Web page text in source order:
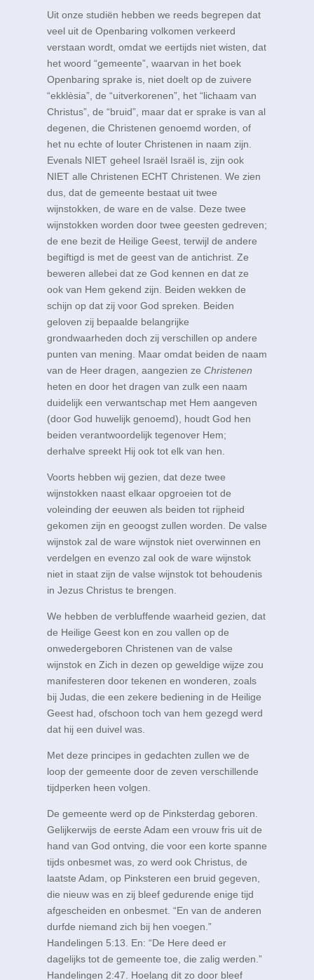
Uit onze studiën hebben we reeds begrepen dat
veel uit de Openbaring volkomen verkeerd
verstaan wordt, omdat we eertijds niet wisten, dat
het woord “gemeente”, waarvan in het boek
Openbaring sprake is, niet doelt op de zuivere
“ekklèsia”, de “uitverkorenen”, het “lichaam van
Christus”, de “bruid”, maar dat er sprake is van al
degenen, die Christenen genoemd worden, of
het nu echte of louter Christenen in naam zijn.
Evenals NIET geheel Israël Israël is, zijn ook
NIET alle Christenen ECHT Christenen. We zien
dus, dat de gemeente bestaat uit twee
wijnstokken, de ware en de valse. Deze twee
wijnstokken worden door twee geesten gedreven;
de ene bezit de Heilige Geest, terwijl de andere
begiftigd is met de geest van de antichrist. Ze
beweren allebei dat ze God kennen en dat ze
ook van Hem gekend zijn. Beiden wekken de
schijn op dat zij voor God spreken. Beiden
geloven zij bepaalde belangrijke
grondwaarheden doch zij verschillen op andere
punten van mening. Maar omdat beiden de naam
van de Heer dragen, aangezien ze Christenen
heten en door het dragen van zulk een naam
duidelijk een verwantschap met Hem aangeven
(door God huwelijk genoemd), houdt God hen
beiden verantwoordelijk tegenover Hem;
derhalve spreekt Hij ook tot elk van hen.
Voorts hebben wij gezien, dat deze twee
wijnstokken naast elkaar opgroeien tot de
voleinding der eeuwen als beiden tot rijpheid
gekomen zijn en geoogst zullen worden. De valse
wijnstok zal de ware wijnstok niet overwinnen en
verdelgen en evenzo zal ook de ware wijnstok
niet in staat zijn de valse wijnstok tot behoudenis
in Jezus Christus te brengen.
We hebben de verbluffende waarheid gezien, dat
de Heilige Geest kon en zou vallen op de
onwedergeboren Christenen van de valse
wijnstok en Zich in dezen op geweldige wijze zou
manifesteren door tekenen en wonderen, zoals
bij Judas, die een zekere bediening in de Heilige
Geest had, ofschoon toch van hem gezegd werd
dat hij een duivel was.
Met deze principes in gedachten zullen we de
loop der gemeente door de zeven verschillende
tijdperken heen volgen.
De gemeente werd op de Pinksterdag geboren.
Gelijkerwijs de eerste Adam een vrouw fris uit de
hand van God ontving, die voor een korte spanne
tijds onbesmet was, zo werd ook Christus, de
laatste Adam, op Pinksteren een bruid gegeven,
die nieuw was en zij bleef gedurende enige tijd
afgescheiden en onbesmet. “En van de anderen
durfde niemand zich bij hen voegen.”
Handelingen 5:13 . En: “De Here deed er
dagelijks tot de gemeente toe, die zalig werden.”
Handelingen 2:47 . Hoelang dit zo door bleef